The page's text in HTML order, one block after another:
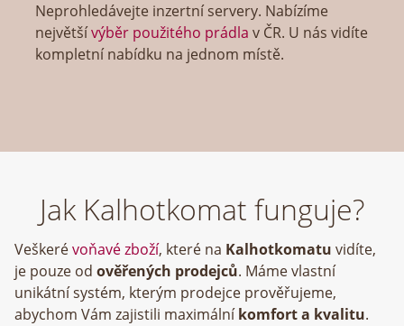
Neprohledávejte inzertní servery. Nabízíme
největšívýběr použitého prádla v ČR. U nás vidíte
kompletní nabídku na jednom místě.
Jak Kalhotkomat funguje?
Veškerévoňavé zboží, které na Kalhotkomatu vidíte,
je pouze od ověřených prodejců. Máme vlastní
unikátní systém, kterým prodejce prověřujeme,
abychom Vám zajistili maximálníkomfort a kvalitu.